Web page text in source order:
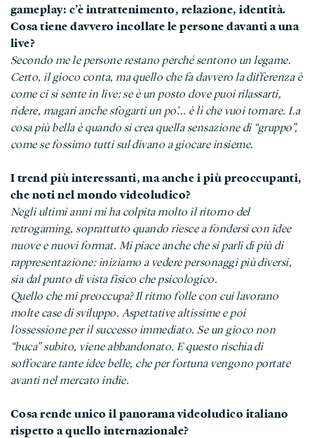
gameplay: c’è intrattenimento, relazione, identità.
Cosa tiene davvero incollate le persone davanti a una
live?
Secondo me le persone restano perché sentono un legame.
Certo, il gioco conta, ma quello che fa davvero la differenza è
come ci si sente in live: se è un posto dove puoi rilassarti,
ridere, magari anche sfogarti un po’... è lì che vuoi tornare. La
cosa più bella è quando si crea quella sensazione di “gruppo”,
come se fossimo tutti sul divano a giocare insieme.
I trend più interessanti, ma anche i più preoccupanti,
che noti nel mondo videoludico?
Negli ultimi anni mi ha colpita molto il ritorno del
retrogaming, soprattutto quando riesce a fondersi con idee
nuove e nuovi format. Mi piace anche che si parli di più di
rappresentazione: iniziamo a vedere personaggi più diversi,
sia dal punto di vista fisico che psicologico.
Quello che mi preoccupa? Il ritmo folle con cui lavorano
molte case di sviluppo. Aspettative altissime e poi
l’ossessione per il successo immediato. Se un gioco non
“buca” subito, viene abbandonato. E questo rischia di
soffocare tante idee belle, che per fortuna vengono portate
avanti nel mercato indie.
Cosa rende unico il panorama videoludico italiano
rispetto a quello internazionale?